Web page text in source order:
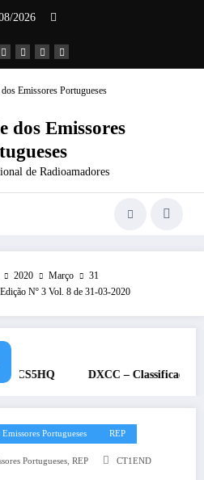
2026
dos Emissores
de Radioamadores
2020 Março
31
Nº 3 Vol. 8 de 31-03-2020
DXCC – Classificação estações
Emissores Portugueses REP
Portugueses, REP CT1END